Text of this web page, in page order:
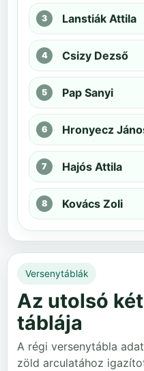
Lanstiák Attila
Csizy Dezső
Pap Sanyi
Hronyecz
Hajós Attila
Kovács Zoli
Versenytáblák
Az utolsó
táblája
A régi versenytábla
zöld arculatához